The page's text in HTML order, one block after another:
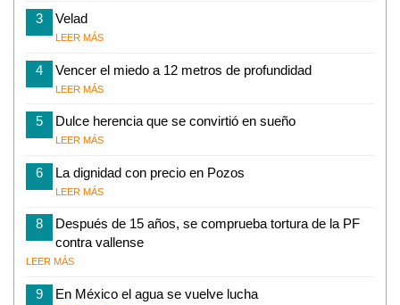
3 Velad
LEER MÁS
4 Vencer el miedo a 12 metros de profundidad
LEER MÁS
5 Dulce herencia que se convirtió en sueño
LEER MÁS
6 La dignidad con precio en Pozos
LEER MÁS
8
Después de 15 años, se comprueba tortura de la PF
contra vallense
LEER MÁS
9 En México el agua se vuelve lucha